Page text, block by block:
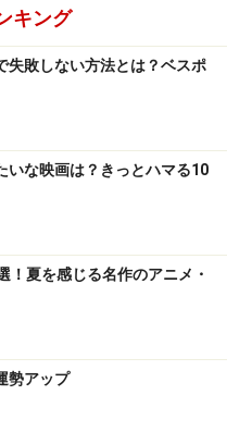
な内容をわかりやすくす
くれることもあるのです
い邦題も存在していま
の吸血鬼映画
挙がりました。詳しくは
のですが、“200歳の少
にまったくそぐわないも
中の“ボカシ”も、映画
いると大いに批判を浴
キング
失敗しない方法とは？ベスポ
いな映画は？きっとハマる10
！夏を感じる名作のアニメ・
勢アップ